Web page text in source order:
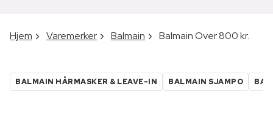
Hjem Varemerker Balmain Balmain Over 800 kr.
BALMAIN HÅRMASKER & LEAVE-IN BALMAIN SJAMPO